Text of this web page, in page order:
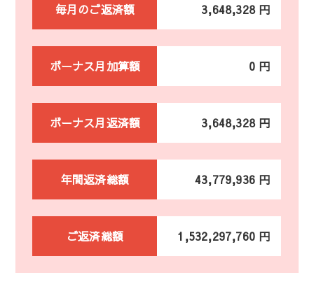
毎月のご返済額 3,648,328 円
ボーナス月加算額 0 円
ボーナス月返済額 3,648,328 円
年間返済総額 43,779,936 円
ご返済総額 1,532,297,760 円